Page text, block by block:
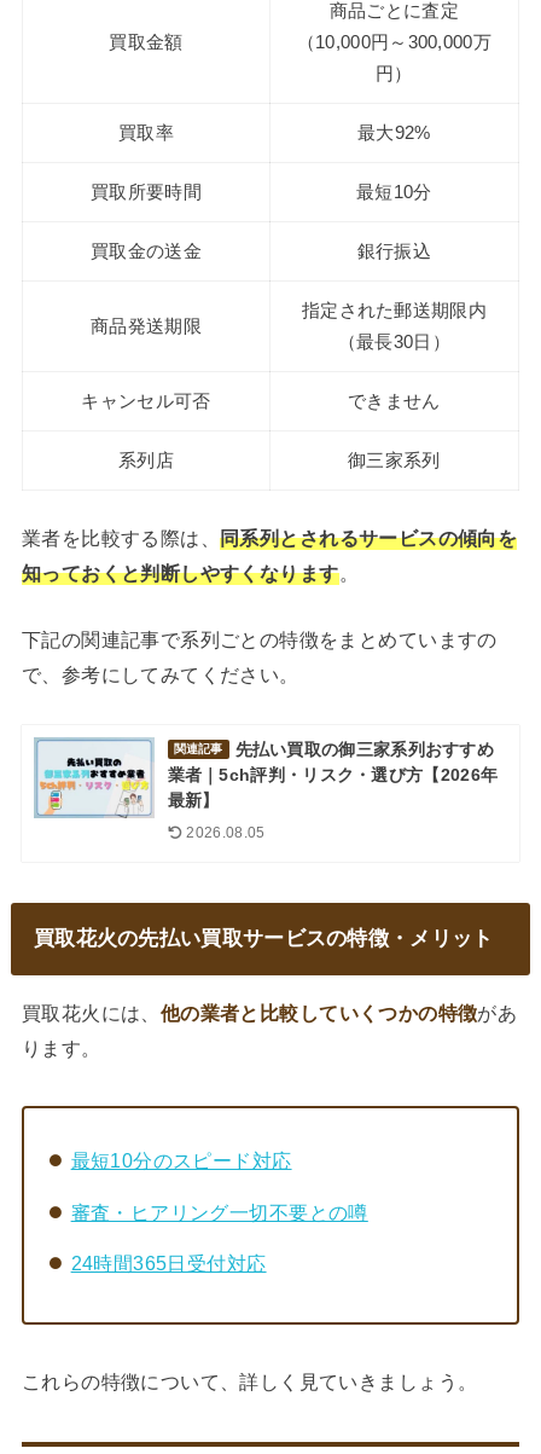
買取金額
商品ごとに査定
（10,000円～300,000万
円）
買取率 最大92%
買取所要時間 最短10分
買取金の送金 銀行振込
商品発送期限
指定された郵送期限内
（最長30日）
キャンセル可否 できません
系列店 御三家系列
業者を比較する際は、同系列とされるサービスの傾向を
知っておくと判断しやすくなります。
下記の関連記事で系列ごとの特徴をまとめていますの
で、参考にしてみてください。
関連記事
先払い買取の御三家系列おすすめ
業者｜5ch評判・リスク・選び方【2026年
最新】
2026.08.05
買取花火の先払い買取サービスの特徴・メリット
買取花火には、 他の業者と比較していくつかの特徴があ
ります。
最短10分のスピード対応
審査・ヒアリング一切不要との噂
24時間365日受付対応
これらの特徴について、詳しく見ていきましょう。